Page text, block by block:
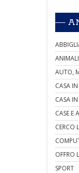
ANIMALI
AUTO,
CASA
CASA
CASE E
CERCO
OFFRO
SPORT